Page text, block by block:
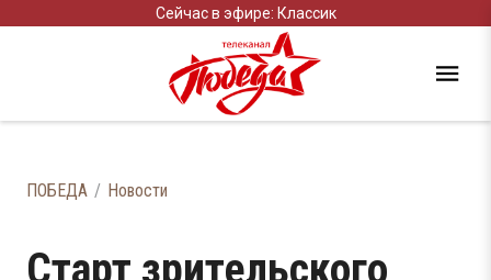
Сейчас в эфире: Классик
ПОБЕДА Новости
Старт зрительского